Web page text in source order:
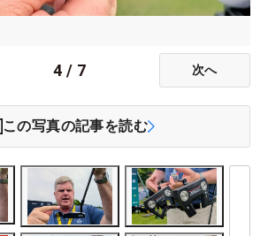
4 / 7 次へ
この写真の記事を読む